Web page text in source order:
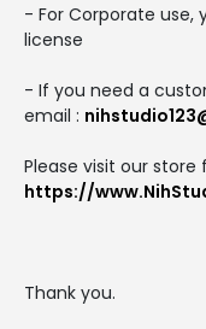
- For Corporate use,
license
- If you need a
email :
Please visit our
https://
Thank you.